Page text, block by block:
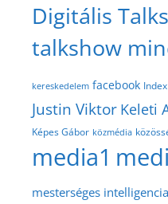
Digitális
talkshow
kereskedelem facebook Index
Justin Viktor Keleti
Képes Gábor közmédia
media1
mesterséges intelligencia